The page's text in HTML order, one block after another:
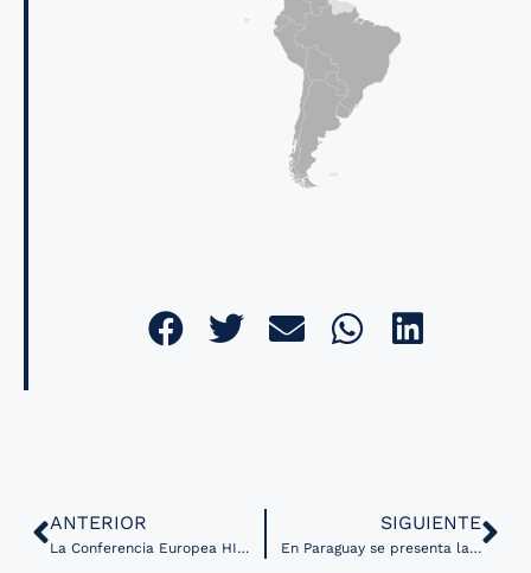
ANTERIOR
La Conferencia Europea HIMSS & Health 2.0 en Helsinki avala la colaboración oficial para avanzar la tecnología de la salud
SIGUIENTE
En Paraguay se presenta la plataforma digital Red Salud